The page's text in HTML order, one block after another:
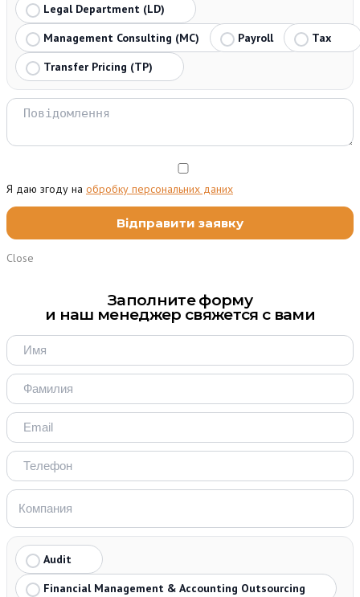
Legal Department (LD)
Management Consulting (MC)
Payroll
Tax
Transfer Pricing (TP)
Я даю згоду на обробку персональних даних
Close
Заполните форму
и наш менеджер свяжется с вами
Audit
Financial Management & Accounting Outsourcing